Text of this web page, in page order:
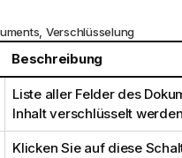
Verschlüsselung
Beschreibung
Liste aller Felder des
Inhalt verschlüsselt
Klicken Sie auf diese